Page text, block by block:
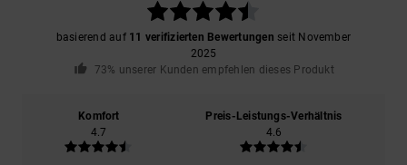
basierend auf 11 verifizierten Bewertungen seit November
2025
73% unserer Kunden empfehlen dieses Produkt
Komfort
4.7
Preis-Leistungs-Verhältnis
4.6